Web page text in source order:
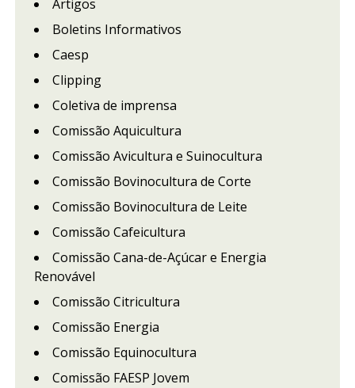
Artigos
Boletins Informativos
Caesp
Clipping
Coletiva de imprensa
Comissão Aquicultura
Comissão Avicultura e Suinocultura
Comissão Bovinocultura de Corte
Comissão Bovinocultura de Leite
Comissão Cafeicultura
Comissão Cana-de-Açúcar e Energia
Renovável
Comissão Citricultura
Comissão Energia
Comissão Equinocultura
Comissão FAESP Jovem